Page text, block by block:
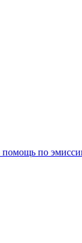
помощь по